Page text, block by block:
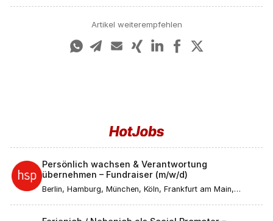
Artikel weiterempfehlen
Persönlich wachsen & Verantwortung
übernehmen – Fundraiser (m/w/d)
Berlin, Hamburg, München, Köln, Frankfurt am Main,
Dresden, Hannover, Nürnberg, Duisburg, Bochum,
Wuppertal, Bielefeld, Bonn, Mannheim, Karlsruhe, Münster,